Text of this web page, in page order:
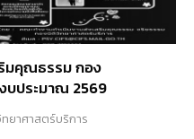
มคุณธรรม กอง
บประมาณ 2569
ยาศาสตร์บริการ